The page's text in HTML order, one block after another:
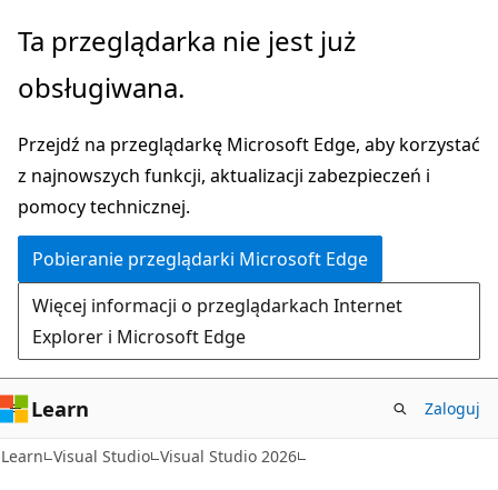
Przejdź
głównej
Ta przeglądarka nie jest już
obsługiwana.
Przejdź na przeglądarkę Microsoft Edge, aby korzystać
z najnowszych funkcji, aktualizacji zabezpieczeń i
pomocy technicznej.
Pobieranie przeglądarki Microsoft Edge
Więcej informacji o przeglądarkach Internet
Explorer i Microsoft Edge
Learn Zaloguj
Learn Visual Studio Visual Studio 2026